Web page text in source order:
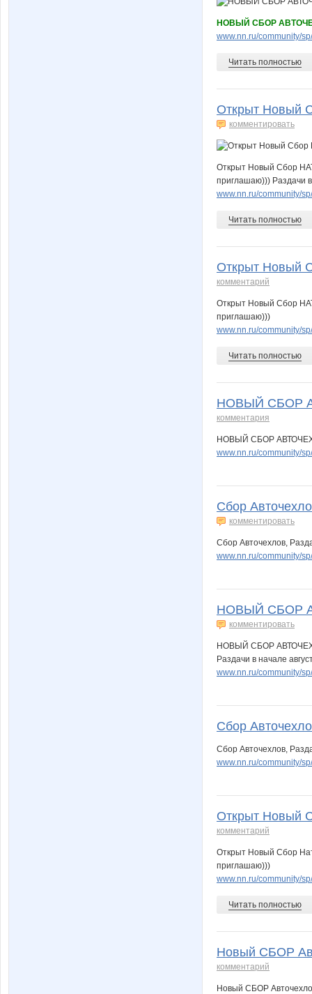
НОВЫЙ СБОР
www.nn.ru/community/
Читать полностью
Открыт Новый
комментировать
Открыт Новый Сбор
приглашаю))) Раздачи
www.nn.ru/community/
Читать полностью
Открыт Новый
комментарий
Открыт Новый Сбор
приглашаю)))
www.nn.ru/community/
Читать полностью
НОВЫЙ СБОР
комментария
НОВЫЙ СБОР
www.nn.ru/community/
Сбор
комментировать
Сбор Авточехлов,
www.nn.ru/community/
НОВЫЙ СБОР
комментировать
НОВЫЙ СБОР
Раздачи в начале
www.nn.ru/community/
Сбор
Сбор Авточехлов,
www.nn.ru/community/
Открыт Новый
комментарий
Открыт Новый Сбор
приглашаю)))
www.nn.ru/community/
Читать полностью
Новый СБОР
комментарий
Новый СБОР